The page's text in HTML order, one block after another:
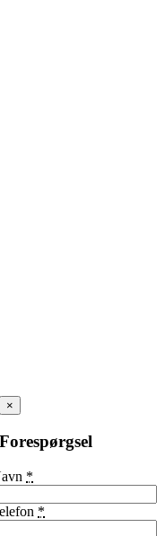
×
Forespørgsel
*
*